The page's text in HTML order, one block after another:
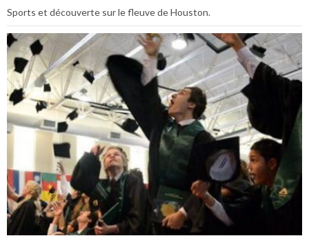
Sports et découverte sur le fleuve de Houston.